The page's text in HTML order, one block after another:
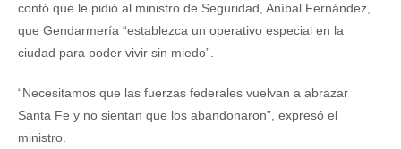
contó que le pidió al ministro de Seguridad, Aníbal Fernández,
que Gendarmería “establezca un operativo especial en la
ciudad para poder vivir sin miedo”.
“Necesitamos que las fuerzas federales vuelvan a abrazar
Santa Fe y no sientan que los abandonaron”, expresó el
ministro.